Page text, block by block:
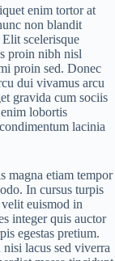
enim tortor at
non blandit
Elit scelerisque
proin nibh nisl
proin sed. Donec
dui vivamus arcu
gravida cum sociis
lobortis
lacinia
magna etiam tempor
In cursus turpis
euismod in
integer quis auctor
egestas pretium.
lacus sed viverra